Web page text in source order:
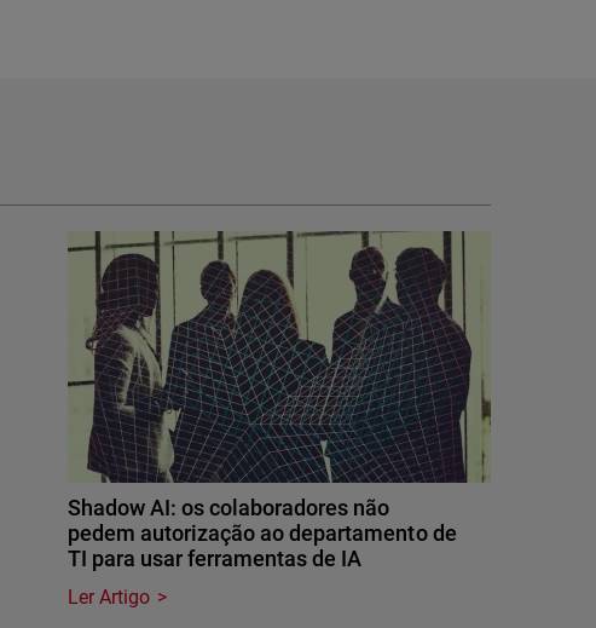
Shadow AI: os colaboradores não
pedem autorização ao departamento de
TI para usar ferramentas de IA
Ler Artigo